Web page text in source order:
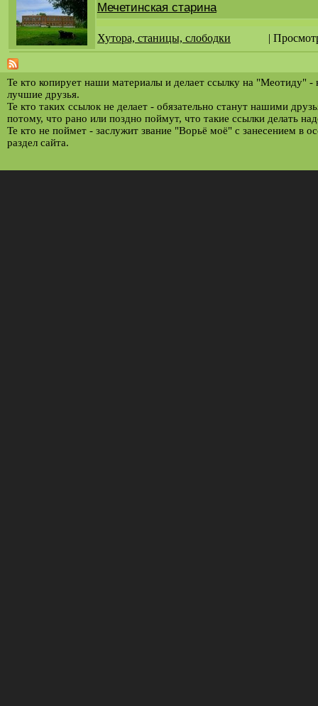
Мечетинская старина
Хутора, станицы, слободки |
Те кто копирует наши материалы и делает ссылку на "Меотиду" -
лучшие друзья.
Те кто таких ссылок не делает - обязательно станут нашими
потому, что рано или поздно поймут, что такие ссылки делать
Те кто не поймет - заслужит звание "Ворьё моё" с занесением в
раздел сайта.